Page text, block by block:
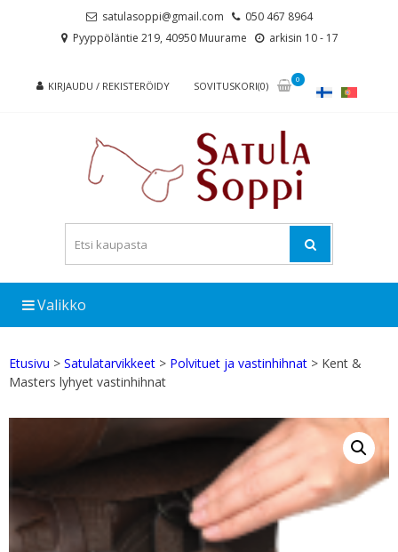
satulasoppi@gmail.com
050 467 8964
Pyyppöläntie 219, 40950 Muurame
arkisin 10 - 17
KIRJAUDU / REKISTERÖIDY SOVITUSKORI(0)
0
Valikko
Etusivu > Satulatarvikkeet > Polvituet ja vastinhihnat > Kent &
Masters lyhyet vastinhihnat